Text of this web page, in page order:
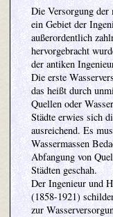
Die Versorgung der
ein Gebiet der
außerordentlich
hervorgebracht
der antiken
Die erste
das heißt durch
Quellen oder
Städte erwies sich
ausreichend. Es
Wassermassen
Abfangung von
Städten geschah.
Der Ingenieur und
(1858-1921)
zur